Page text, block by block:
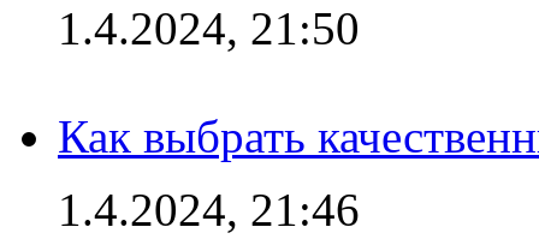
1.4.2024, 21:50
Как выбрать
1.4.2024, 21:46